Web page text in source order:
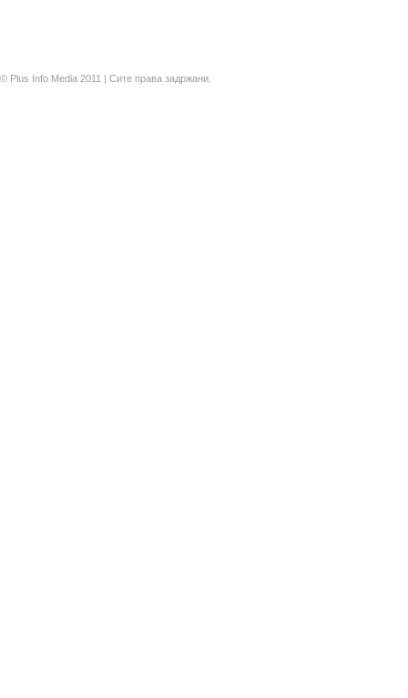
© Plus Info Media 2011 | Сите права задржани.